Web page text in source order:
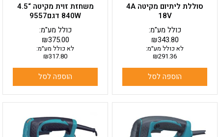
סוללת ליתיום מקיטה 4A
18V
₪343.80
כולל מע"מ:
לא כולל מע״מ:
₪291.36
הוספה לסל
משחזת זוית מקיטה “4.5
840W דגם9557
₪375.00
כולל מע"מ:
לא כולל מע״מ:
₪317.80
הוספה לסל